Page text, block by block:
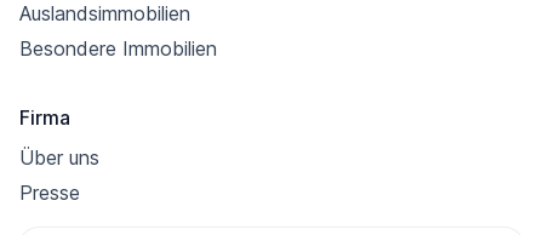
Auslandsimmobilien
Besondere Immobilien
Firma
Über uns
Presse